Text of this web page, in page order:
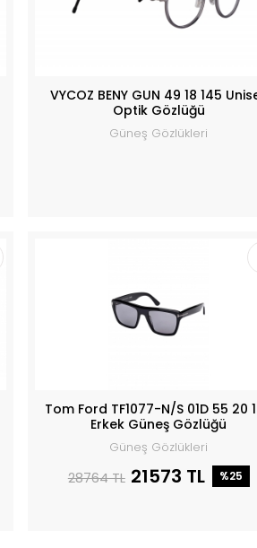
VYCOZ BENY GUN 49 18 145
Optik Gözlüğü
Güneş Gözlükleri
Tom Ford TF1077-N/S 01D 55 20
Erkek Güneş Gözlüğü
Güneş Gözlükleri
28764 TL 21573 TL %25